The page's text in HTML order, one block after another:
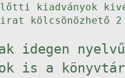
kiadványok
kölcsönözhető
idegen nyelvű
is a